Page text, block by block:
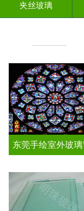
夹丝玻璃
东莞手绘室外玻